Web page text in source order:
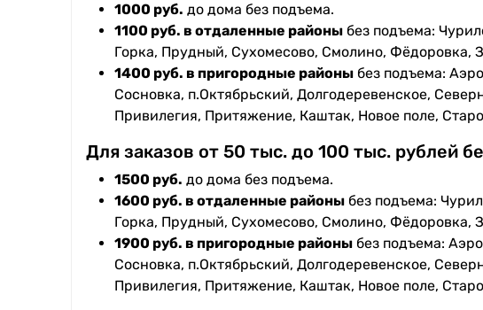
1000 руб. до дома без подъема.
1100 руб. в отдаленные районы без подъема:
Горка, Прудный, Сухомесово, Смолино, Фёдоровка,
1400 руб. в пригородные районы без подъема:
Сосновка, п.Октябрьский, Долгодеревенское,
Привилегия, Притяжение, Каштак, Новое поле,
Для заказов от 50 тыс. до 100 тыс. рублей
1500 руб. до дома без подъема.
1600 руб. в отдаленные районы без подъема:
Горка, Прудный, Сухомесово, Смолино, Фёдоровка,
1900 руб. в пригородные районы без подъема:
Сосновка, п.Октябрьский, Долгодеревенское,
Привилегия, Притяжение, Каштак, Новое поле,